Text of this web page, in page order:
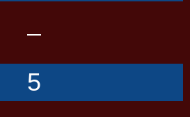
–
5